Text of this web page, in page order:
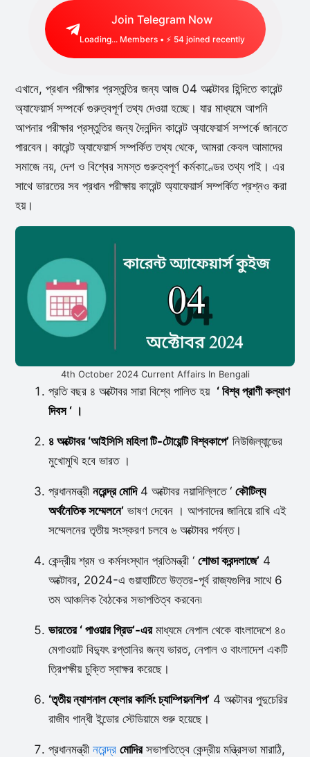
Join Telegram Now
Loading... Members • ⚡ 16joined recently
এখানে, প্রধান পরীক্ষার প্রস্তুতির জন্য আজ 04 অক্টোবর হিন্দিতে কারেন্ট
অ্যাফেয়ার্স সম্পর্কে গুরুত্বপূর্ণ তথ্য দেওয়া হচ্ছে। যার মাধ্যমে আপনি
আপনার পরীক্ষার প্রস্তুতির জন্য দৈনন্দিন কারেন্ট অ্যাফেয়ার্স সম্পর্কে জানতে
পারবেন। কারেন্ট অ্যাফেয়ার্স সম্পর্কিত তথ্য থেকে, আমরা কেবল আমাদের
সমাজে নয়, দেশ ও বিশ্বের সমস্ত গুরুত্বপূর্ণ কর্মকাণ্ডের তথ্য পাই। এর
সাথে ভারতের সব প্রধান পরীক্ষায় কারেন্ট অ্যাফেয়ার্স সম্পর্কিত প্রশ্নও করা
হয়।
4th October 2024 Current Affairs In Bengali
প্রতি বছর ৪ অক্টোবর সারা বিশ্বে পালিত হয় ‘ বিশ্ব প্রাণী কল্যাণ
দিবস‘ ।
৪ অক্টোবর ‘আইসিসি মহিলা টি-টোয়েন্টি বিশ্বকাপে’নিউজিল্যান্ডের
মুখোমুখি হবে ভারত ।
প্রধানমন্ত্রী নরেন্দ্র মোদি4 অক্টোবর নয়াদিল্লিতে ‘ কৌটিল্য
অর্থনৈতিক সম্মেলনে’ভাষণ দেবেন । আপনাদের জানিয়ে রাখি এই
সম্মেলনের তৃতীয় সংস্করণ চলবে ৬ অক্টোবর পর্যন্ত।
কেন্দ্রীয় শ্রম ও কর্মসংস্থান প্রতিমন্ত্রী ‘ শোভা করন্দলাজে’4
অক্টোবর, 2024-এ গুয়াহাটিতে উত্তর-পূর্ব রাজ্যগুলির সাথে 6
তম আঞ্চলিক বৈঠকের সভাপতিত্ব করবেন৷
ভারতের ‘ পাওয়ার গ্রিড’-এরমাধ্যমে নেপাল থেকে বাংলাদেশে ৪০
মেগাওয়াট বিদ্যুৎ রপ্তানির জন্য ভারত, নেপাল ও বাংলাদেশ একটি
ত্রিপক্ষীয় চুক্তি স্বাক্ষর করেছে।
‘তৃতীয় ন্যাশনাল ফ্লোর কার্লিং চ্যাম্পিয়নশিপ’4 অক্টোবর পুদুচেরির
রাজীব গান্ধী ইন্ডোর স্টেডিয়ামে শুরু হয়েছে।
প্রধানমন্ত্রী নরেন্দ্র মোদির সভাপতিত্বে কেন্দ্রীয় মন্ত্রিসভা মারাঠি,